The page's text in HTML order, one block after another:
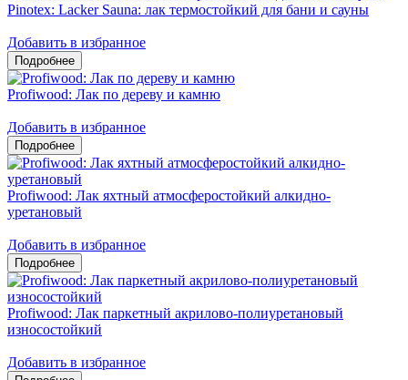
Pinotex: Lacker Sauna: лак термостойкий для бани и сауны
Добавить в избранное
Profiwood: Лак по дереву и камню
Добавить в избранное
Profiwood: Лак яхтный атмосферостойкий алкидно-
уретановый
Добавить в избранное
Profiwood: Лак паркетный акрилово-полиуретановый
износостойкий
Добавить в избранное